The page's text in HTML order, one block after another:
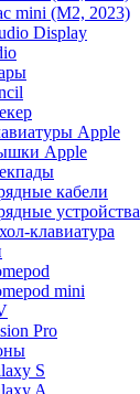
mini (M2, 2023)
Display
Apple
Apple
кабели
устройства
клавиатура
mini
Pro
S